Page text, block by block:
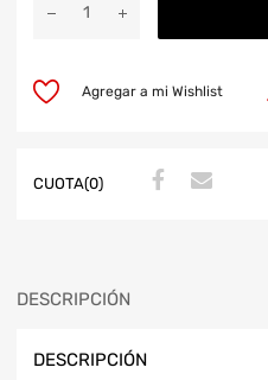
Agregar a mi Wishlist
CUOTA(0)
DESCRIPCIÓN
DESCRIPCIÓN